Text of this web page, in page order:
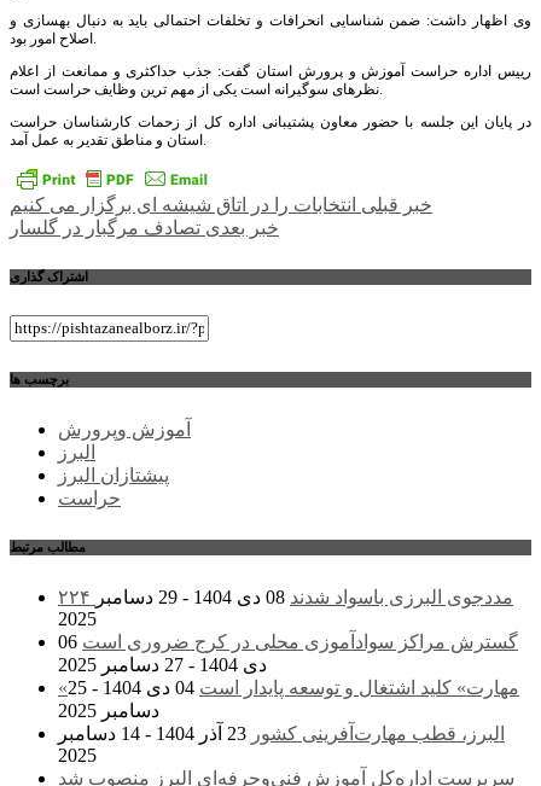
وی اظهار داشت: ضمن شناسایی انحرافات و تخلفات احتمالی باید به دنبال بهسازی و
اصلاح امور بود.
رییس اداره حراست آموزش و پرورش استان گفت: جذب حداکثری و ممانعت از اعلام
نظرهای سوگیرانه است یکی از مهم ترین وظایف حراست است.
در پایان این جلسه با حضور معاون پشتیبانی اداره کل از زحمات کارشناسان حراست
استان و مناطق تقدیر به عمل آمد.
راهبری
نوشته
خبر قبلی انتخابات را در اتاق شیشه ای برگزار می کنیم
خبر بعدی تصادف مرگبار در گلسار
اشتراک گذاری
برچسب ها
آموزش وپرورش
البرز
پیشتازان البرز
حراست
مطالب مرتبط
۲۲۴ مددجوی البرزی باسواد شدند
08 دی 1404 - 29 دسامبر
2025
گسترش مراکز سوادآموزی محلی در کرج ضروری است 06
دی 1404 - 27 دسامبر 2025
«مهارت» کلید اشتغال و توسعه پایدار است
04 دی 1404 - 25
دسامبر 2025
البرز، قطب مهارت‌آفرینی کشور
23 آذر 1404 - 14 دسامبر
2025
سرپرست اداره‌کل آموزش فنی‌وحرفه‌ای البرز منصوب شد